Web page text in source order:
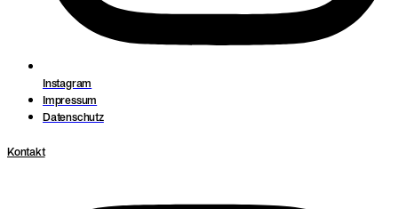
Instagram
Impressum
Datenschutz
Kontakt